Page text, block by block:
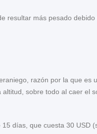
resultar más pesado debido
razón por la que es
sobre todo al caer el
días, que cuesta 30 USD